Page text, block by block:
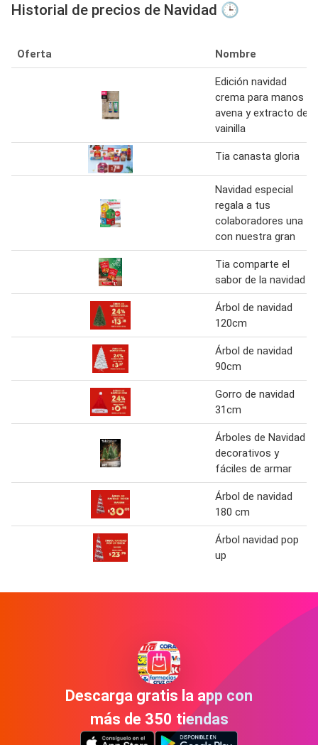
Historial de precios de Navidad 🕒
Oferta Nombre
Edición navidad
crema para manos
avena y extracto de
vainilla
Tia canasta gloria
Navidad especial
regala a tus
colaboradores una
con nuestra gran
Tia comparte el
sabor de la navidad
Árbol de navidad
120cm
Árbol de navidad
90cm
Gorro de navidad
31cm
Árboles de Navidad
decorativos y
fáciles de armar
Árbol de navidad
180 cm
Árbol navidad pop
up
Descarga gratis la app con
más de 350 tiendas